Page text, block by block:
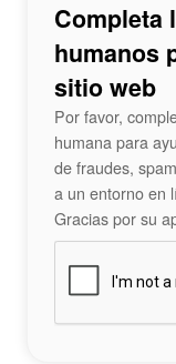
Completa
humanos
sitio web
Por favor,
humana para
de fraudes,
a un entorno en
Gracias por su